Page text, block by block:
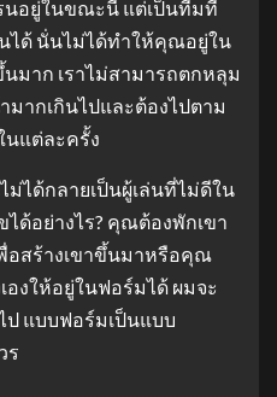
อยู่ในขณะนี้ แต่เป็นทีมที่
ได้ นั่นไม่ได้ทําให้คุณอยู่ใน
มาก เราไม่สามารถตกหลุม
ากเกินไปและต้องไปตาม
แต่ละครั้ง
ได้กลายเป็นผู้เล่นที่ไม่ดีใน
ด้อย่างไร? คุณต้องพักเขา
อสร้างเขาขึ้นมาหรือคุณ
องให้อยู่ในฟอร์มได้ ผมจะ
ป แบบฟอร์มเป็นแบบ
ร